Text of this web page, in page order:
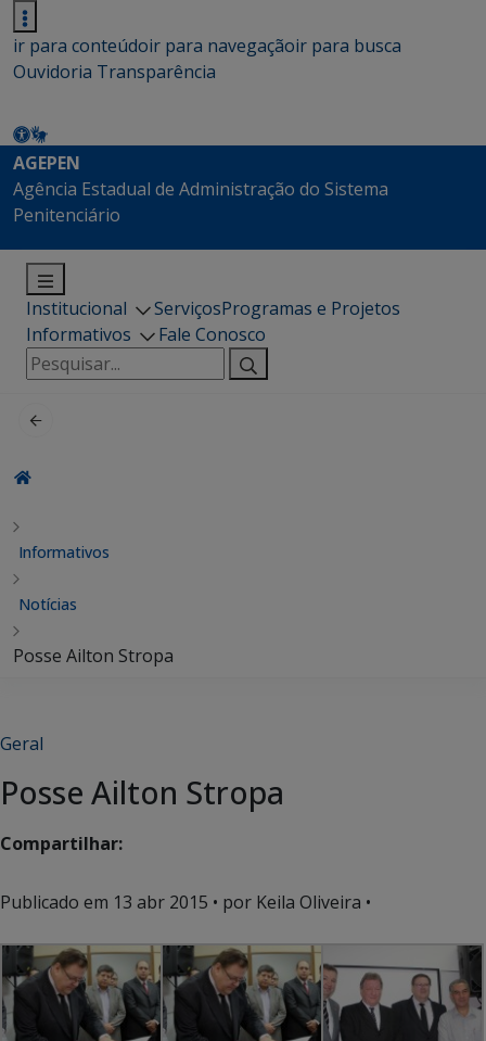
ir para conteúdoir para navegaçãoir para busca
Ouvidoria Transparência
AGEPEN
Agência Estadual de Administração do Sistema
Penitenciário
Institucional ServiçosProgramas e Projetos
Informativos
Fale Conosco
Pesquisar
por:
Informativos
Notícias
Posse Ailton Stropa
Geral
Posse Ailton Stropa
Compartilhar:
Publicado em 13 abr 2015 • por Keila Oliveira •